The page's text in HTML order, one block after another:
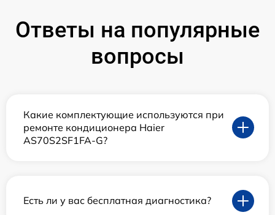
Ответы на популярные
вопросы
Какие комплектующие используются при
ремонте кондиционера Haier
AS70S2SF1FA-G?
Есть ли у вас бесплатная диагностика?